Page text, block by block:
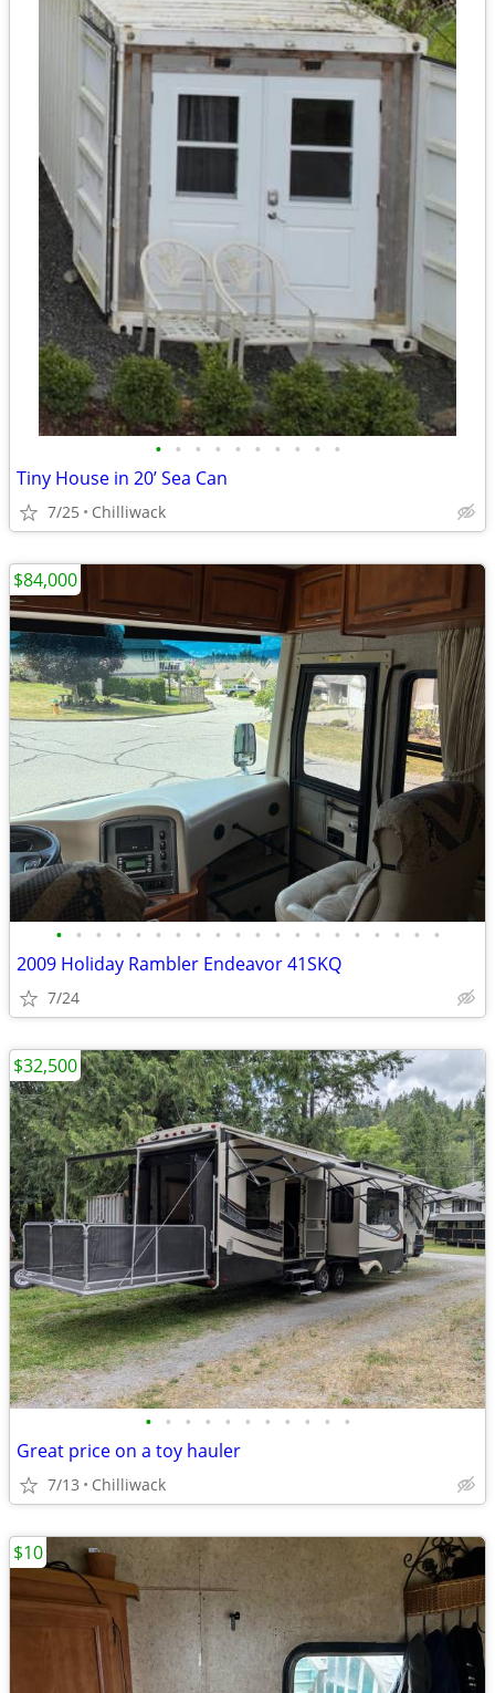
• • • • • • • • • •
Tiny House in 20’ Sea Can
7/25 Chilliwack
• • • • • • • • • • • • • • • • • • • •
2009 Holiday Rambler Endeavor 41SKQ
7/24
$84,000
• • • • • • • • • • •
Great price on a toy hauler
7/13 Chilliwack
$32,500
$10